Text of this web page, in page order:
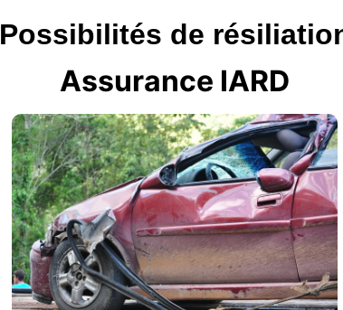
Possibilités de
Assurance IARD